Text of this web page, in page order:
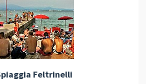
Feltrinelli